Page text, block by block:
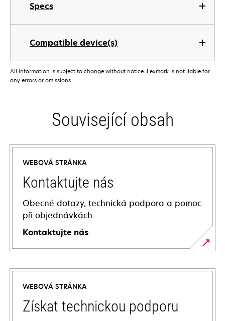
Specs
Compatible device(s)
All information is subject to change without notice. Lexmark is not liable for
any errors or omissions.
Související obsah
WEBOVÁ STRÁNKA
Kontaktujte nás
Obecné dotazy, technická podpora a pomoc
při objednávkách.
Kontaktujte nás
WEBOVÁ STRÁNKA
Získat technickou podporu